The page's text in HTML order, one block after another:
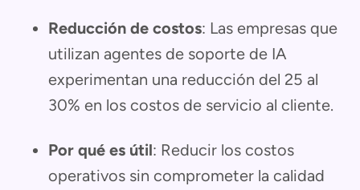
Reducción de costos: Las empresas que
utilizan agentes de soporte de IA
experimentan una reducción del 25 al
30% en los costos de servicio al cliente.
Por qué es útil: Reducir los costos
operativos sin comprometer la calidad